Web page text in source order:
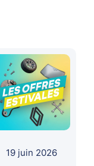
19 juin 2026